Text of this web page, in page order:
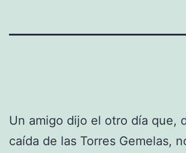
Un amigo dijo el otro día que,
caída de las Torres Gemelas,